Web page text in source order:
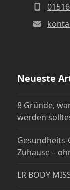
Neueste
8 Gründe,
werden
Zuhause –
LR BODY